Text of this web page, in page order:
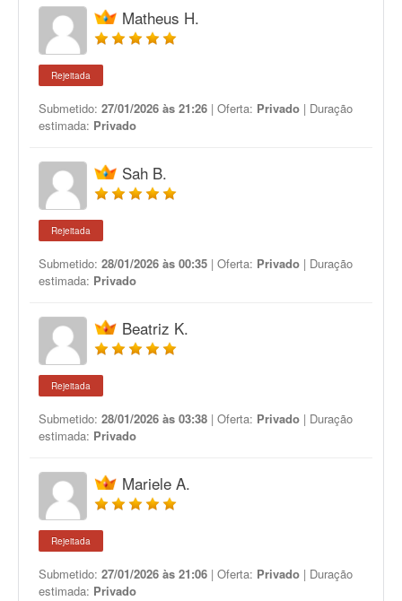
Matheus H.
Rejeitada
Submetido: 27/01/2026 às 21:26 | Oferta: Privado | Duração
estimada: Privado
Sah B.
Rejeitada
Submetido: 28/01/2026 às 00:35 | Oferta: Privado | Duração
estimada: Privado
Beatriz K.
Rejeitada
Submetido: 28/01/2026 às 03:38 | Oferta: Privado | Duração
estimada: Privado
Mariele A.
Rejeitada
Submetido: 27/01/2026 às 21:06 | Oferta: Privado | Duração
estimada: Privado